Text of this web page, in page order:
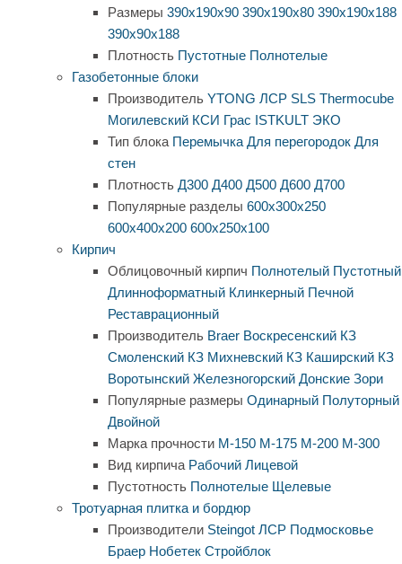
Размеры 390х190х90 390х190х80 390х190х188
390х90х188
Плотность Пустотные Полнотелые
Газобетонные блоки
Производитель YTONG ЛСР SLS Thermocube
Могилевский КСИ Грас ISTKULT ЭКО
Тип блока Перемычка Для перегородок Для
стен
Плотность Д300 Д400 Д500 Д600 Д700
Популярные разделы 600х300х250
600х400х200 600х250х100
Кирпич
Облицовочный кирпич Полнотелый Пустотный
Длинноформатный Клинкерный Печной
Реставрационный
Производитель Braer Воскресенский КЗ
Смоленский КЗ Михневский КЗ Каширский КЗ
Воротынский Железногорский Донские Зори
Популярные размеры Одинарный Полуторный
Двойной
Марка прочности М-150 М-175 М-200 М-300
Вид кирпича Рабочий Лицевой
Пустотность Полнотелые Щелевые
Тротуарная плитка и бордюр
Производители Steingot ЛСР Подмосковье
Браер Нобетек Стройблок